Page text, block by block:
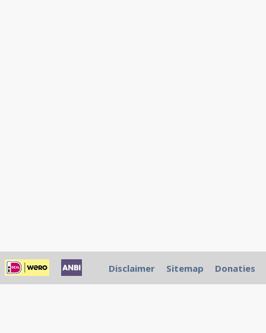
Disclaimer Sitemap Donaties